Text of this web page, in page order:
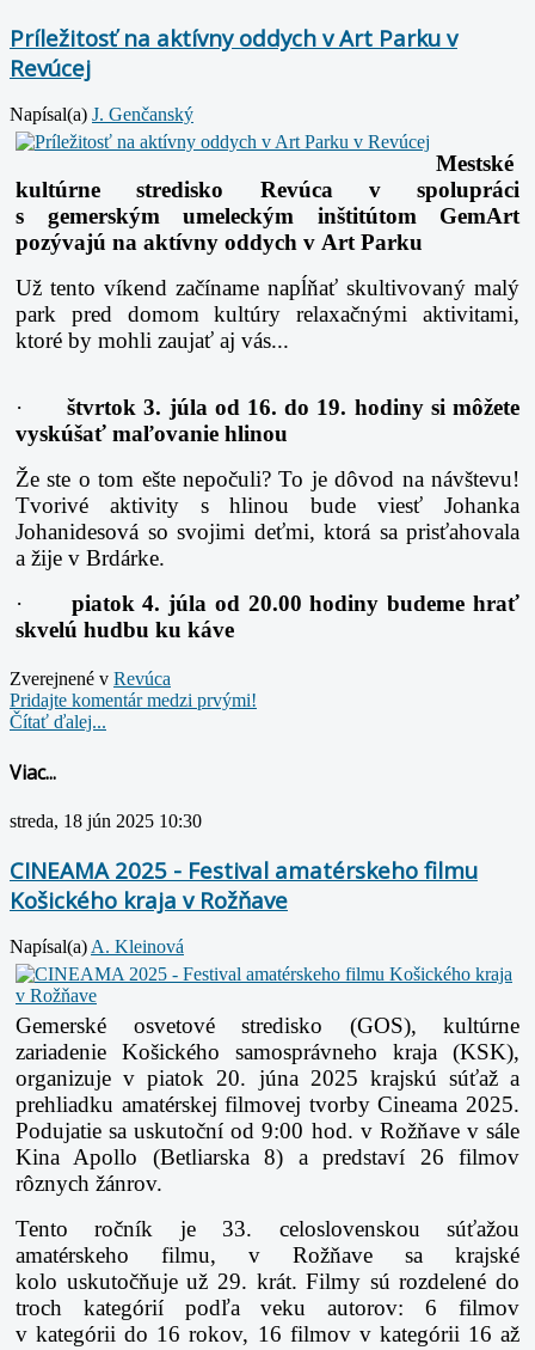
Príležitosť na aktívny oddych v Art Parku v
Revúcej
Napísal(a) J. Genčanský
Mestské
kultúrne stredisko Revúca v spolupráci
s gemerským umeleckým inštitútom GemArt
pozývajú na aktívny oddych v Art Parku
Už tento víkend začíname napĺňať skultivovaný malý
park pred domom kultúry relaxačnými aktivitami,
ktoré by mohli zaujať aj vás...
·štvrtok 3. júla od 16. do 19. hodiny si môžete
vyskúšať maľovanie hlinou
Že ste o tom ešte nepočuli? To je dôvod na návštevu!
Tvorivé aktivity s hlinou bude viesť Johanka
Johanidesová so svojimi deťmi, ktorá sa prisťahovala
a žije v Brdárke.
· piatok 4. júla od 20.00 hodiny budeme hrať
skvelú hudbu ku káve
Zverejnené v Revúca
Pridajte komentár medzi prvými!
Čítať ďalej...
Viac...
streda, 18 jún 2025 10:30
CINEAMA 2025 - Festival amatérskeho filmu
Košického kraja v Rožňave
Napísal(a) A. Kleinová
Gemerské osvetové stredisko (GOS), kultúrne
zariadenie Košického samosprávneho kraja (KSK),
organizuje v piatok 20. júna 2025 krajskú súťaž a
prehliadku amatérskej filmovej tvorby Cineama 2025.
Podujatie sa uskutoční od 9:00 hod. v Rožňave v sále
Kina Apollo (Betliarska 8) a predstaví 26 filmov
rôznych žánrov.
Tento ročník je 33. celoslovenskou súťažou
amatérskeho filmu, v Rožňave sa krajské
kolo uskutočňuje už 29. krát. Filmy sú rozdelené do
troch kategórií podľa veku autorov: 6 filmov
vkategórii do 16 rokov, 16 filmov v kategórii 16 až